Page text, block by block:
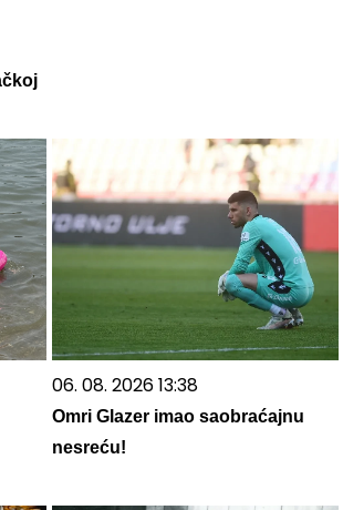
06. 08. 2026 13:38
Omri Glazer imao saobraćajnu
nesreću!